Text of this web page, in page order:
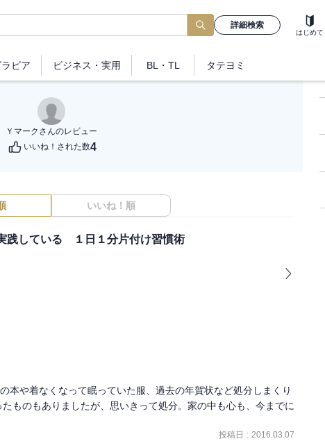
詳細検索
はじめて
ビア ビジネス ・実用 BL・TL タテヨミ
Ｙマーク さんのレビュー
いいね！された数4
いいね！順
践している １日１分片付け習慣術
本や着なくなって眠っていた服、過去の年賀状など処分しまくり
ものもありましたが、思いきって処分。家の中も心も、今までに
投稿日 : 2016.03.07